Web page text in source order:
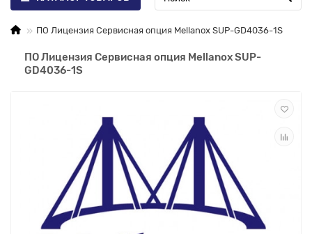
ПО Лицензия Сервисная опция Mellanox SUP-GD4036-1S
ПО Лицензия Сервисная опция Mellanox SUP-
GD4036-1S